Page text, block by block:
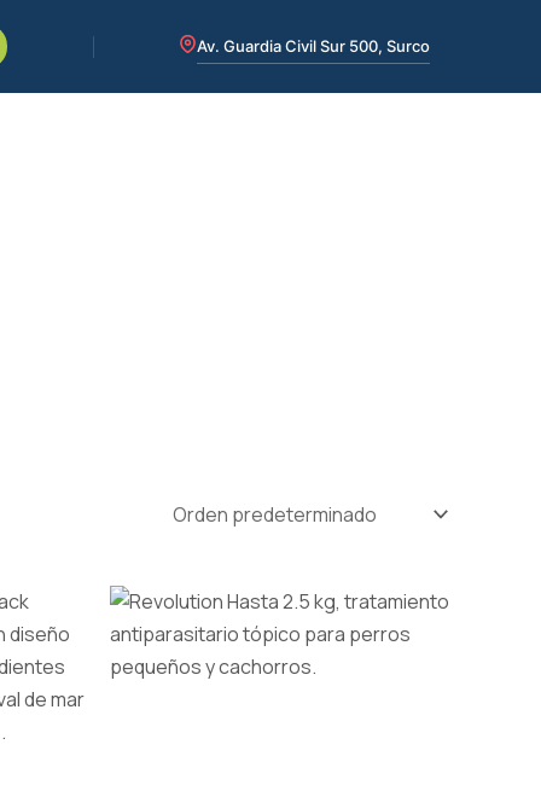
Av. Guardia Civil Sur 500, Surco
Rango
de
precios:
desde
S/60.00
Este
producto
tiene